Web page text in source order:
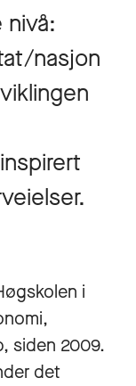
nivå:
nasjon
i
siden 2009.
det